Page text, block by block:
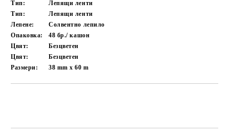
Тип:
Лепящи ленти
Тип:
Лепящи ленти
Лепене:
Солвентно лепило
Опаковка:
48 бр./ кашон
Цвят:
Безцветен
Цвят:
Безцветен
Размери:
38 mm x 60 m